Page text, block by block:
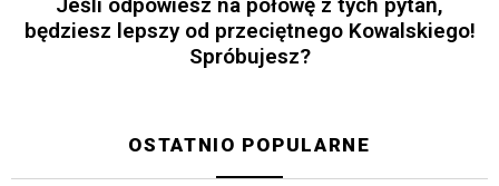
będziesz lepszy od przeciętnego Kowalskiego!
Spróbujesz?
OSTATNIO POPULARNE